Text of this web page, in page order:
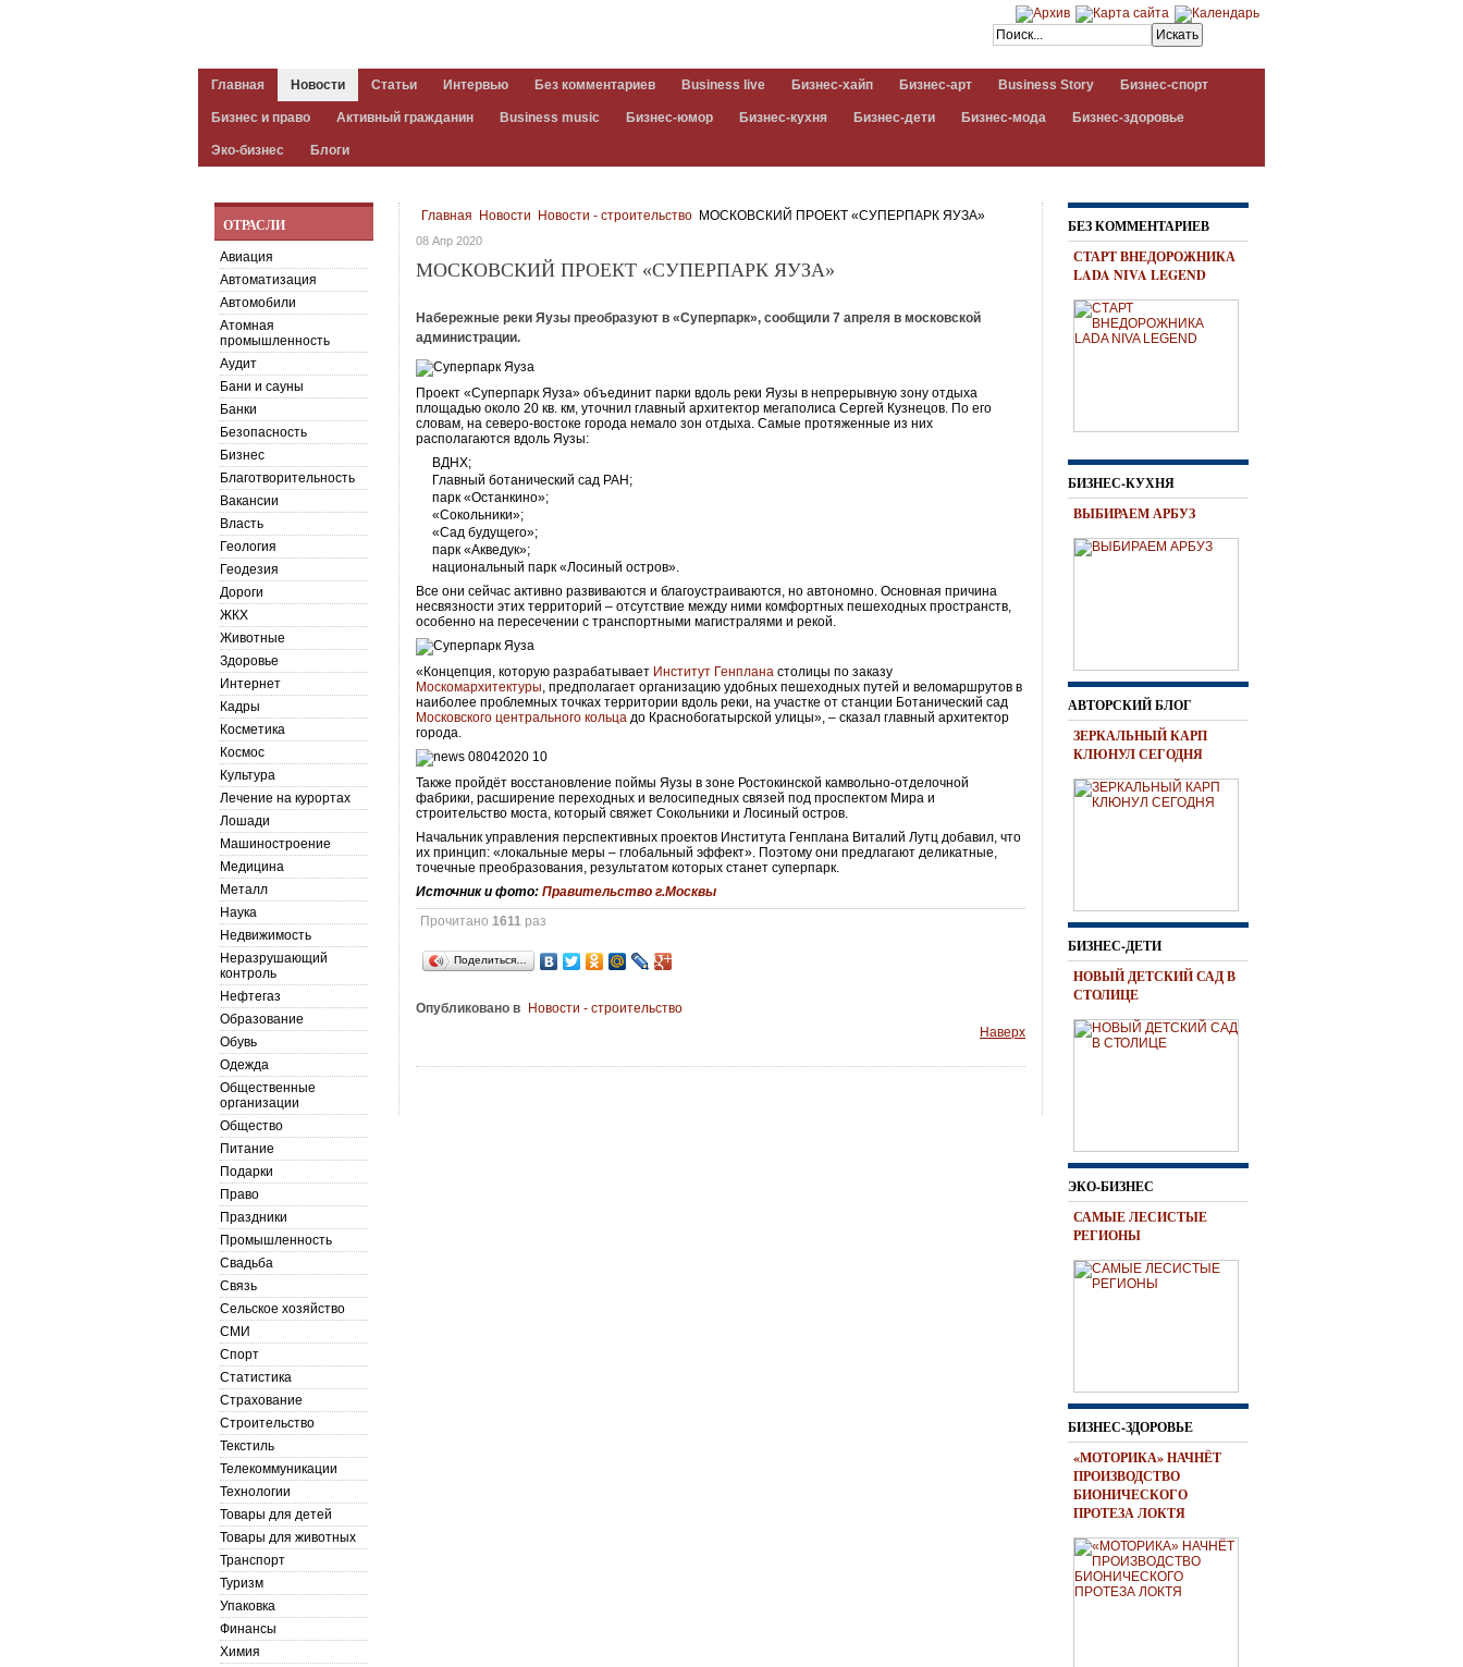
Главная Новости Статьи Интервью Без комментариев Business live Бизнес-хайп Бизнес-арт Business Story Бизнес-спорт
Бизнес и право Активный гражданин Business music Бизнес-юмор Бизнес-кухня Бизнес-дети Бизнес-мода Бизнес-здоровье
Эко-бизнес Блоги
Главная Новости Новости - строительство МОСКОВСКИЙ ПРОЕКТ «СУПЕРПАРК ЯУЗА»
08 Апр 2020
МОСКОВСКИЙ ПРОЕКТ «СУПЕРПАРК ЯУЗА»
Набережные реки Яузы преобразуют в «Суперпарк», сообщили 7 апреля в московской
администрации.
Проект «Суперпарк Яуза» объединит парки вдоль реки Яузы в непрерывную зону отдыха
площадью около 20 кв. км, уточнил главный архитектор мегаполиса Сергей Кузнецов. По его
словам, на северо-востоке города немало зон отдыха. Самые протяженные из них
располагаются вдоль Яузы:
ВДНХ;
Главный ботанический сад РАН;
парк «Останкино»;
«Сокольники»;
«Сад будущего»;
парк «Акведук»;
национальный парк «Лосиный остров».
Все они сейчас активно развиваются и благоустраиваются, но автономно. Основная причина
несвязности этих территорий – отсутствие между ними комфортных пешеходных пространств,
особенно на пересечении с транспортными магистралями и рекой.
«Концепция, которую разрабатывает Институт Генплана столицы по заказу
Москомархитектуры, предполагает организацию удобных пешеходных путей и веломаршрутов в
наиболее проблемных точках территории вдоль реки, на участке от станции Ботанический сад
Московского центрального кольца до Краснобогатырской улицы», – сказал главный архитектор
города.
Также пройдёт восстановление поймы Яузы в зоне Ростокинской камвольно-отделочной
фабрики, расширение переходных и велосипедных связей под проспектом Мира и
строительство моста, который свяжет Сокольники и Лосиный остров.
Начальник управления перспективных проектов Института Генплана Виталий Лутц добавил, что
их принцип: «локальные меры – глобальный эффект». Поэтому они предлагают деликатные,
точечные преобразования, результатом которых станет суперпарк.
Источник и фото:Правительство г.Москвы
Прочитано1611 раз
Поделиться…
Опубликовано в
Новости - строительство
Наверх
ОТРАСЛИ
Авиация
Автоматизация
Автомобили
Атомная
промышленность
Аудит
Бани и сауны
Банки
Безопасность
Бизнес
Благотворительность
Вакансии
Власть
Геология
Геодезия
Дороги
ЖКХ
Животные
Здоровье
Интернет
Кадры
Косметика
Космос
Культура
Лечение на курортах
Лошади
Машиностроение
Медицина
Металл
Наука
Недвижимость
Неразрушающий
контроль
Нефтегаз
Образование
Обувь
Одежда
Общественные
организации
Общество
Питание
Подарки
Право
Праздники
Промышленность
Свадьба
Связь
Сельское хозяйство
СМИ
Спорт
Статистика
Страхование
Строительство
Текстиль
Телекоммуникации
Технологии
Товары для детей
Товары для животных
Транспорт
Туризм
Упаковка
Финансы
Химия
БЕЗ КОММЕНТАРИЕВ
СТАРТ ВНЕДОРОЖНИКА
LADA NIVA LEGEND
БИЗНЕС-КУХНЯ
ВЫБИРАЕМ АРБУЗ
АВТОРСКИЙ БЛОГ
ЗЕРКАЛЬНЫЙ КАРП
КЛЮНУЛ СЕГОДНЯ
БИЗНЕС-ДЕТИ
НОВЫЙ ДЕТСКИЙ САД В
СТОЛИЦЕ
ЭКО-БИЗНЕС
САМЫЕ ЛЕСИСТЫЕ
РЕГИОНЫ
БИЗНЕС-ЗДОРОВЬЕ
«МОТОРИКА» НАЧНЁТ
ПРОИЗВОДСТВО
БИОНИЧЕСКОГО
ПРОТЕЗА ЛОКТЯ